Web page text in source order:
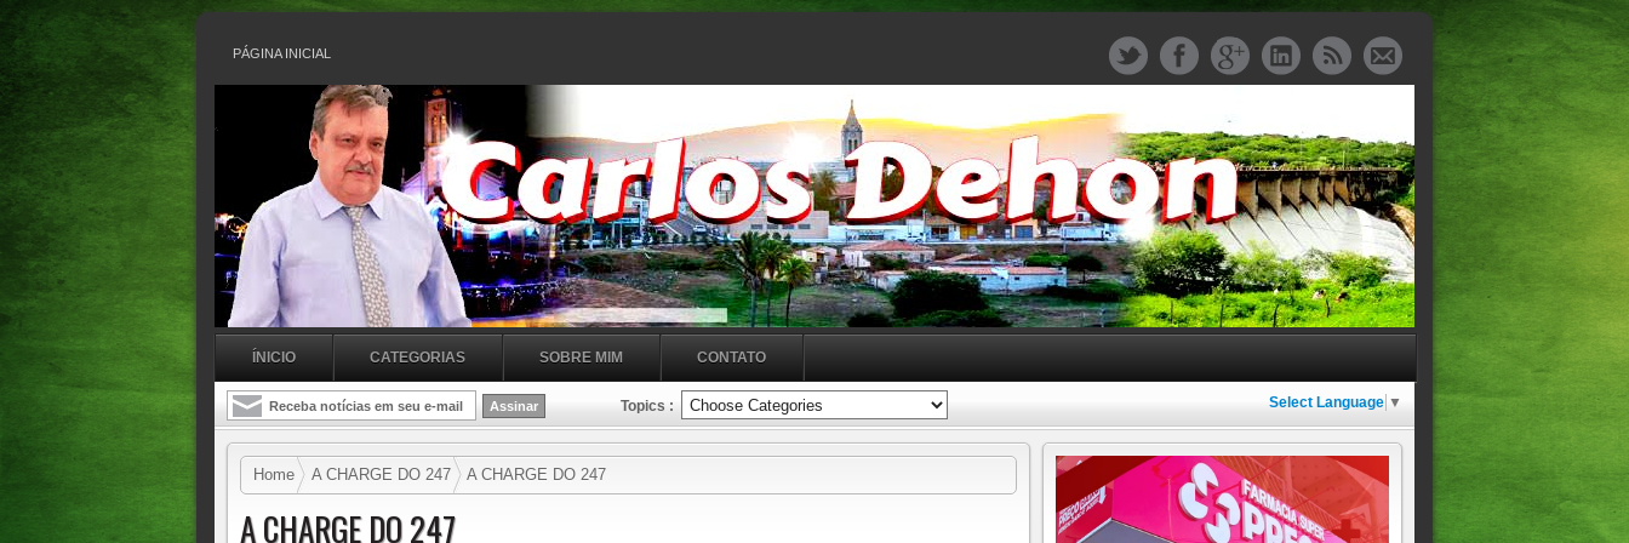
PÁGINA INICIAL
ÍNICIO CATEGORIAS SOBRE MIM CONTATO
Topics : Select Language ▼
Home A CHARGE DO 247 A CHARGE DO 247
A CHARGE DO 247